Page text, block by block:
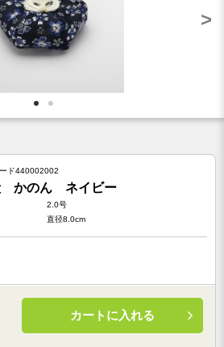
>
ド440002002
かのん ネイビー
2.0号
直径8.0cm
カートに入れる